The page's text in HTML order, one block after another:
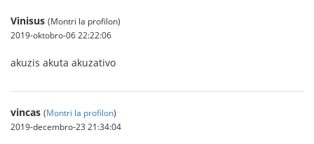
Vinisus (Montri la profilon)
2019-oktobro-06 22:22:06
akuzis akuta akuzativo
vincas (Montri la profilon)
2019-decembro-23 21:34:04